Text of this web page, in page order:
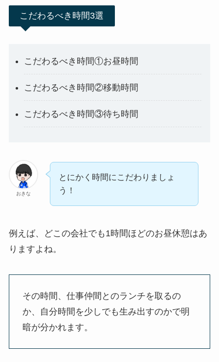
こだわるべき時間3選
こだわるべき時間①お昼時間
こだわるべき時間②移動時間
こだわるべき時間③待ち時間
おきな
とにかく時間にこだわりましょ
う！
例えば、どこの会社でも1時間ほどのお昼休憩はあ
りますよね。
その時間、仕事仲間とのランチを取るの
か、自分時間を少しでも生み出すのかで明
暗が分かれます。